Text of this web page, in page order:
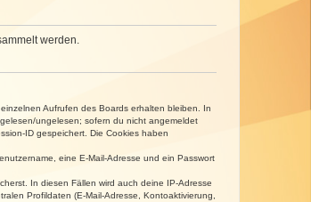
werden.
Aufrufen des Boards erhalten bleiben. In
ungelesen; sofern du nicht angemeldet
ID gespeichert. Die Cookies haben
eine E-Mail-Adresse und ein Passwort
In diesen Fällen wird auch deine IP-Adresse
Profildaten (E-Mail-Adresse, Kontoaktivierung,